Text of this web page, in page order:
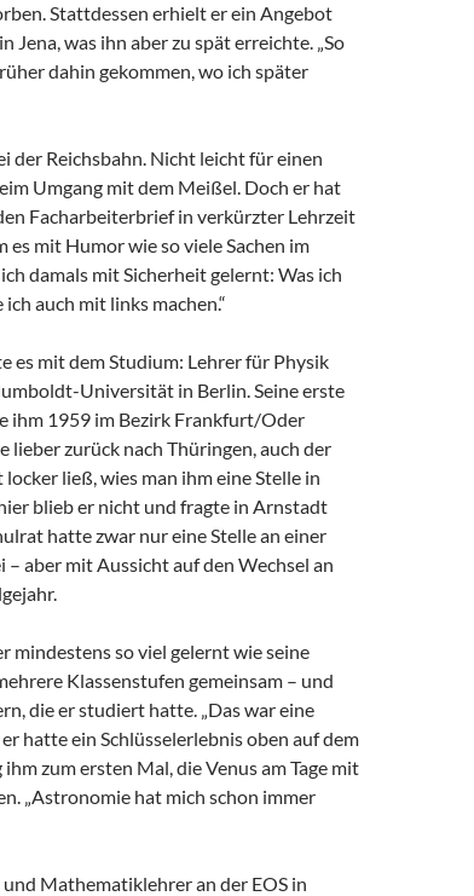
Stattdessen erhielt er ein Angebot
was ihn aber zu spät erreichte. „So
dahin gekommen, wo ich später
der Reichsbahn. Nicht leicht für einen
Umgang mit dem Meißel. Doch er hat
Facharbeiterbrief in verkürzter Lehrzeit
es mit Humor wie so viele Sachen im
damals mit Sicherheit gelernt: Was ich
auch mit links machen.“
es mit dem Studium: Lehrer für Physik
Universität in Berlin. Seine erste
ihm 1959 im Bezirk Frankfurt/Oder
lieber zurück nach Thüringen, auch der
ließ, wies man ihm eine Stelle in
blieb er nicht und fragte in Arnstadt
hatte zwar nur eine Stelle an einer
– aber mit Aussicht auf den Wechsel an
mindestens so viel gelernt wie seine
Klassenstufen gemeinsam – und
die er studiert hatte. „Das war eine
hatte ein Schlüsselerlebnis oben auf dem
ihm zum ersten Mal, die Venus am Tage mit
„Astronomie hat mich schon immer
Mathematiklehrer an der EOS in